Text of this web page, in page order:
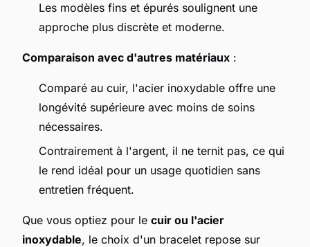
Les modèles fins et épurés soulignent une
approche plus discrète et moderne.
Comparaison avec d'autres matériaux :
Comparé au cuir, l'acier inoxydable offre une
longévité supérieure avec moins de soins
nécessaires.
Contrairement à l'argent, il ne ternit pas, ce qui
le rend idéal pour un usage quotidien sans
entretien fréquent.
Que vous optiez pour le cuir ou l'acier
inoxydable, le choix d'un bracelet repose sur